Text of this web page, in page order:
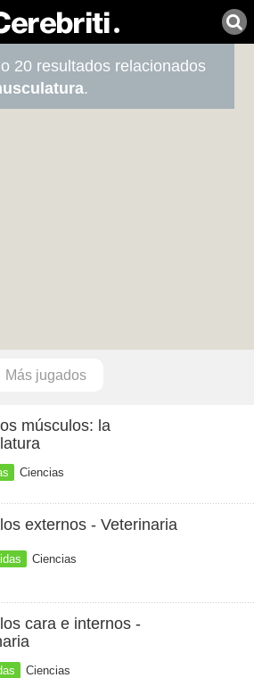
20 resultados relacionados
.
Más jugados
músculos: la
Ciencias
externos - Veterinaria
Ciencias
cara e internos -
Ciencias